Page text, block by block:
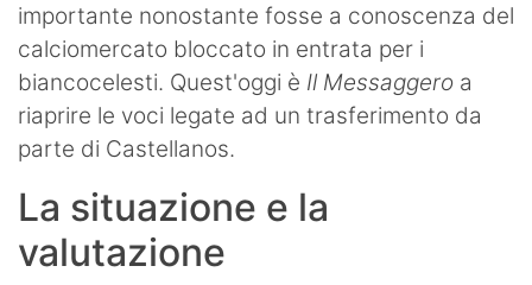
importante nonostante fosse a conoscenza del
calciomercato bloccato in entrata per i
biancocelesti. Quest'oggi è Il Messaggero a
riaprire le voci legate ad un trasferimento da
parte di Castellanos.
La situazione e la
valutazione